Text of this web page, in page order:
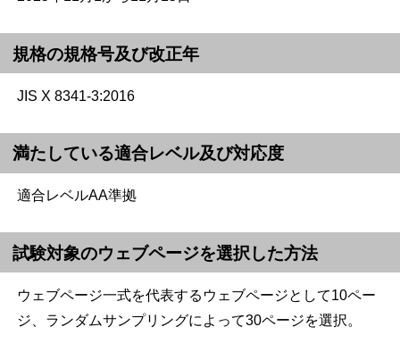
規格の規格号及び改正年
JIS X 8341-3:2016
満たしている適合レベル及び対応度
適合レベルAA準拠
試験対象のウェブページを選択した方法
ウェブページ一式を代表するウェブページとして10ペー
ジ、ランダムサンプリングによって30ページを選択。